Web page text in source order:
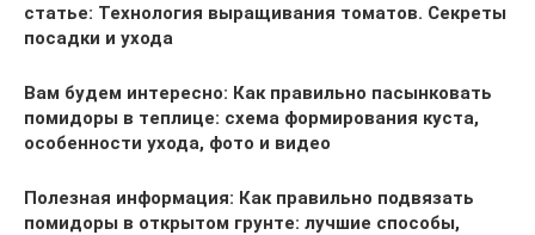
статье: Технология выращивания томатов. Секреты
посадки и ухода
Вам будем интересно: Как правильно пасынковать
помидоры в теплице: схема формирования куста,
особенности ухода, фото и видео
Полезная информация: Как правильно подвязать
помидоры в открытом грунте: лучшие способы,